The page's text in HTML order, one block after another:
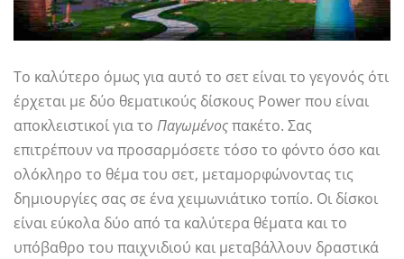
Το καλύτερο όμως για αυτό το σετ είναι το γεγονός ότι
έρχεται με δύο θεματικούς δίσκους Power που είναι
αποκλειστικοί για το Παγωμένοςπακέτο. Σας
επιτρέπουν να προσαρμόσετε τόσο το φόντο όσο και
ολόκληρο το θέμα του σετ, μεταμορφώνοντας τις
δημιουργίες σας σε ένα χειμωνιάτικο τοπίο. Οι δίσκοι
είναι εύκολα δύο από τα καλύτερα θέματα και το
υπόβαθρο του παιχνιδιού και μεταβάλλουν δραστικά